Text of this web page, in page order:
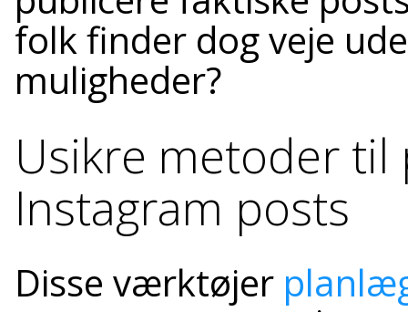
folk finder dog veje
muligheder?
Usikre metoder
Instagram posts
Disse værktøjer